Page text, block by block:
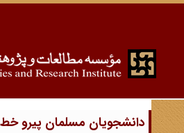
دانشجویان مسلمان پیرو خط